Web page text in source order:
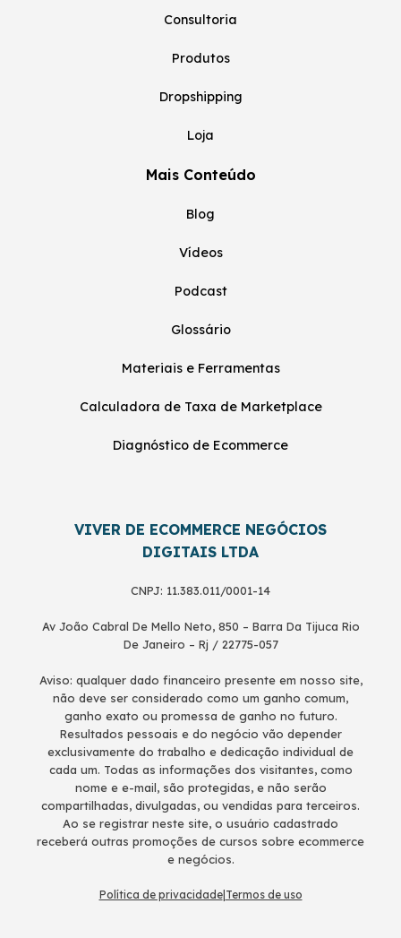
Consultoria
Produtos
Dropshipping
Loja
Mais Conteúdo
Blog
Vídeos
Podcast
Glossário
Materiais e Ferramentas
Calculadora de Taxa de Marketplace
Diagnóstico de Ecommerce
VIVER DE ECOMMERCE NEGÓCIOS
DIGITAIS LTDA
CNPJ: 11.383.011/0001-14
Av João Cabral De Mello Neto, 850 – Barra Da Tijuca Rio
De Janeiro – Rj / 22775-057
Aviso: qualquer dado financeiro presente em nosso site,
não deve ser considerado como um ganho comum,
ganho exato ou promessa de ganho no futuro.
Resultados pessoais e do negócio vão depender
exclusivamente do trabalho e dedicação individual de
cada um. Todas as informações dos visitantes, como
nome e e-mail, são protegidas, e não serão
compartilhadas, divulgadas, ou vendidas para terceiros.
Ao se registrar neste site, o usuário cadastrado
receberá outras promoções de cursos sobre ecommerce
e negócios.
Política de privacidade| Termos de uso